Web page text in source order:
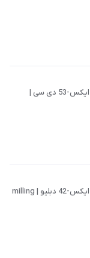
میلینگ رولند مدل دی دبلیو ایکس-53 دی سی |
میلینگ رولند مدل دی دبلیو ایکس-42 دبلیو | milling